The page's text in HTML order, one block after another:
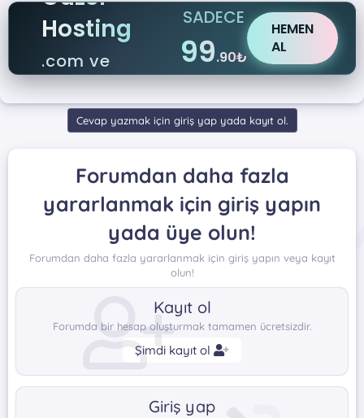
Hosting
.com ve
.net
SADECE
99.90₺
HEMEN
AL
Cevap yazmak için giriş yap yada kayıt ol.
Forumdan daha fazla
yararlanmak için giriş yapın
yada üye olun!
Forumdan daha fazla yararlanmak için giriş yapın veya kayıt
olun!
Kayıt ol
Forumda bir hesap oluşturmak tamamen ücretsizdir.
Şimdi kayıt ol
Giriş yap